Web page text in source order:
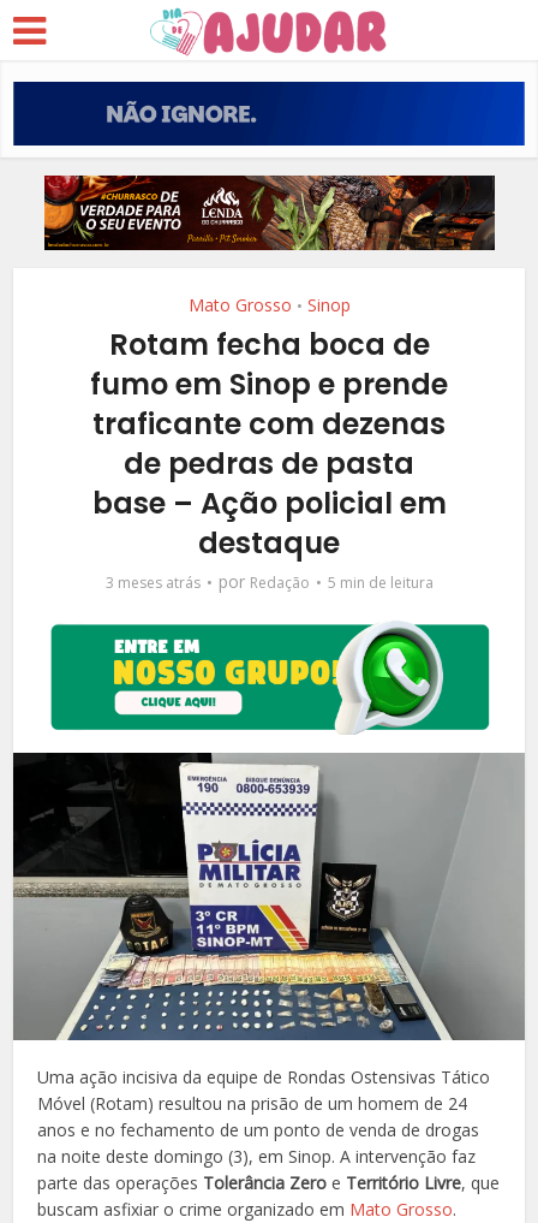
Mato Grosso • Sinop
Rotam fecha boca de
fumo em Sinop e prende
traficante com dezenas
de pedras de pasta
base – Ação policial em
destaque
3 meses atrás por Redação 5 min de leitura
Uma ação incisiva da equipe de Rondas Ostensivas Tático
Móvel (Rotam) resultou na prisão de um homem de 24
anos e no fechamento de um ponto de venda de drogas
na noite deste domingo (3), em Sinop. A intervenção faz
parte das operações Tolerância Zero e Território Livre, que
buscam asfixiar o crime organizado em Mato Grosso.